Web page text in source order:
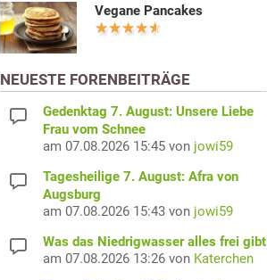
Vegane Pancakes
NEUESTE FORENBEITRÄGE
Gedenktag 7. August: Unsere Liebe
Frau vom Schnee
am 07.08.2026 15:45 von jowi59
Tagesheilige 7. August: Afra von
Augsburg
am 07.08.2026 15:43 von jowi59
Was das Niedrigwasser alles frei gibt
am 07.08.2026 13:26 von Katerchen